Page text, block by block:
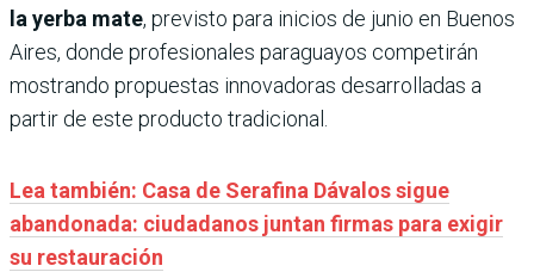
la yerba mate, previsto para inicios de junio en Buenos
Aires, donde profesionales paraguayos competirán
mostrando propuestas innovadoras desarrolladas a
partir de este producto tradicional.
Lea también: Casa de Serafina Dávalos sigue
abandonada: ciudadanos juntan firmas para exigir
su restauración